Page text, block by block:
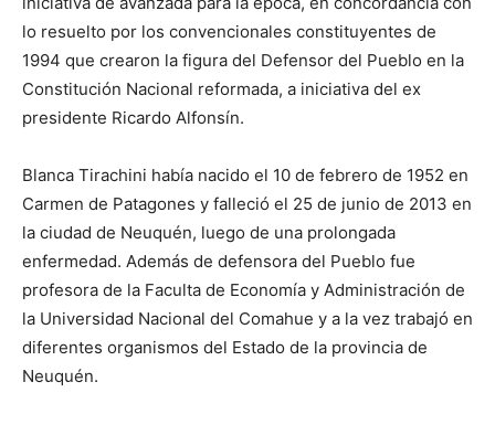
lo resuelto por los convencionales constituyentes de
1994 que crearon la figura del Defensor del Pueblo en la
Constitución Nacional reformada, a iniciativa del ex
presidente Ricardo Alfonsín.
Blanca Tirachini había nacido el 10 de febrero de 1952 en
Carmen de Patagones y falleció el 25 de junio de 2013 en
la ciudad de Neuquén, luego de una prolongada
enfermedad. Además de defensora del Pueblo fue
profesora de la Faculta de Economía y Administración de
la Universidad Nacional del Comahue y a la vez trabajó en
diferentes organismos del Estado de la provincia de
Neuquén.